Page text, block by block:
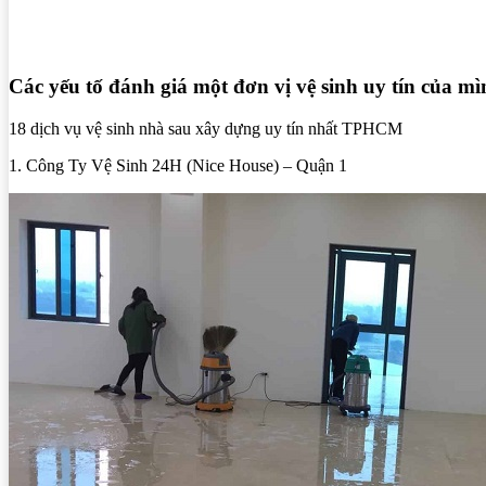
Các yếu tố đánh giá một đơn vị vệ sinh uy tín của
18 dịch vụ vệ sinh nhà sau xây dựng uy tín nhất TPHCM
1. Công Ty Vệ Sinh 24H (Nice House) – Quận 1